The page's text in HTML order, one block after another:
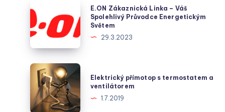
dodávce
plynu
v
české
metropoli
Zákaznická
Linka
Váš
Spolehlivý
Průvodce
Energetickým
Světem
E.ON Zákaznická Linka – Váš
Spolehlivý Průvodce Energetickým
Světem
29.3.2023
Elektrický
přímotop
termostatem
Elektrický přímotop s termostatem a
ventilátorem
1.7.2019